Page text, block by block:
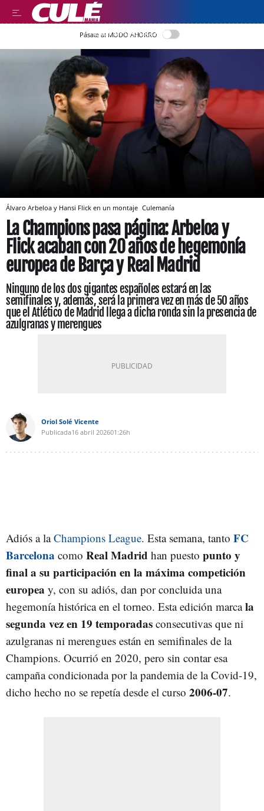
LEER EN CASTELLANO
Pásate al MODO AHORRO
Álvaro Arbeloa y Hansi Flick en un montaje Culemanía
La Champions pasa página: Arbeloa y
Flick acaban con 20 años de hegemonía
europea de Barça y Real Madrid
Ninguno de los dos gigantes españoles estará en las
semifinales y, además, será la primera vez en más de 50 años
que el Atlético de Madrid llega a dicha ronda sin la presencia de
azulgranas y merengues
Oriol Solé Vicente
Publicada16 abril 202601:26h
Adiós a laChampions League. Esta semana, tanto FC
Barcelona como Real Madrid han puesto punto y
final a su participación en la máxima competición
europea y, con su adiós, dan por concluida una
hegemonía histórica en el torneo. Esta edición marcala
segunda vez en 19 temporadas consecutivas que ni
azulgranas ni merengues están en semifinales de la
Champions. Ocurrió en 2020, pero sin contar esa
campaña condicionada por la pandemia de la Covid-19,
dicho hecho no se repetía desde el curso 2006-07.